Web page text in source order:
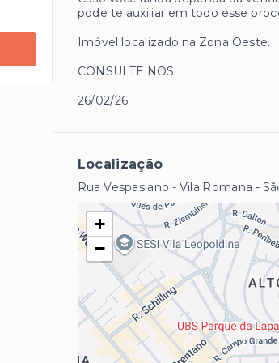
pode te auxiliar em todo esse
Imóvel localizado na Zona Oeste.
CONSULTE NOS
26/02/26
Localização
Rua Vespasiano - Vila Romana -
+
−